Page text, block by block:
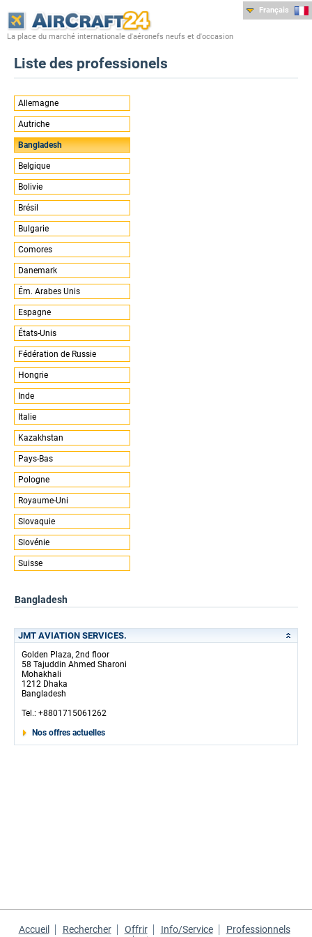
La place du marché internationale d'aéronefs neufs et d'occasion
Français
Liste des professionels
Allemagne
Autriche
Bangladesh
Belgique
Bolivie
Brésil
Bulgarie
Comores
Danemark
Ém. Arabes Unis
Espagne
États-Unis
Fédération de Russie
Hongrie
Inde
Italie
Kazakhstan
Pays-Bas
Pologne
Royaume-Uni
Slovaquie
Slovénie
Suisse
Bangladesh
JMT AVIATION SERVICES.
Golden Plaza, 2nd floor
58 Tajuddin Ahmed Sharoni
Mohakhali
1212 Dhaka
Bangladesh
Tel.: +8801715061262
Nos offres actuelles
Accueil Rechercher Offrir Info/Service
Professionnels